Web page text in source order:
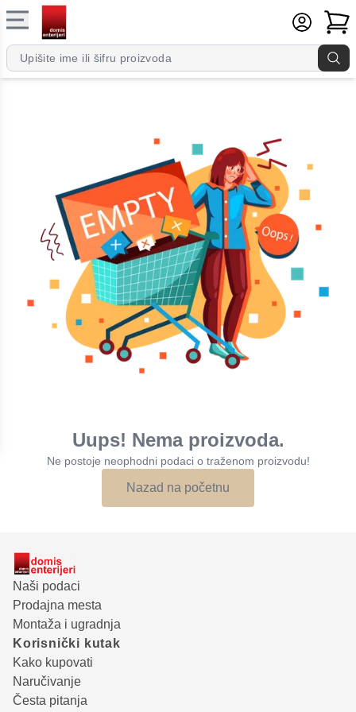
Uups! Nema proizvoda.
Ne postoje neophodni podaci o traženom proizvodu!
Nazad na početnu
Naši podaci
Prodajna mesta
Montaža i ugradnja
Korisnički kutak
Kako kupovati
Naručivanje
Česta pitanja